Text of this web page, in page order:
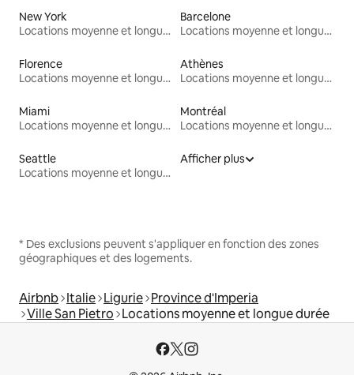
New York
Locations moyenne et longue durée
Barcelone
Locations moyenne et longue durée
Florence
Locations moyenne et longue durée
Athènes
Locations moyenne et longue durée
Miami
Locations moyenne et longue durée
Montréal
Locations moyenne et longue durée
Seattle
Locations moyenne et longue durée
Afficher plus
* Des exclusions peuvent s'appliquer en fonction des zones
géographiques et des logements.
Airbnb Italie Ligurie Province d'Imperia
Ville San Pietro Locations moyenne et longue durée